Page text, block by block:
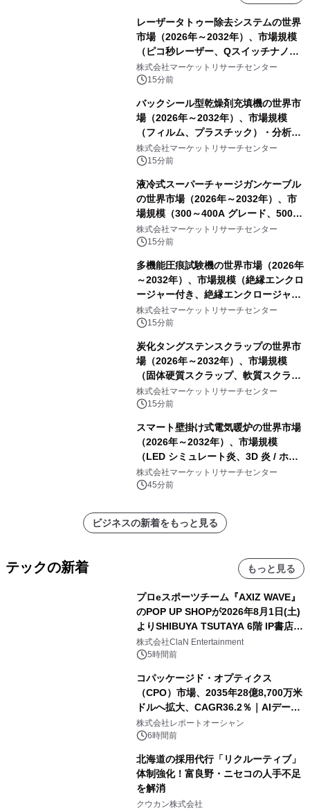
レーザータトゥー除去システムの世界
市場（2026年～2032年）、市場規模
（ピコ秒レーザー、Qスイッチナノ秒
レーザー）・分析レポートを発表
株式会社マーケットリサーチセンター
15分前
バックシール型乾燥剤充填機の世界市
場（2026年～2032年）、市場規模
（フィルム、プラスチック）・分析レ
ポートを発表
株式会社マーケットリサーチセンター
15分前
液冷式スーパーチャージガンケーブル
の世界市場（2026年～2032年）、市
場規模（300～400A グレード、500A
グレード、600～800A グレード、
1000A グレード）・分析レポートを発
株式会社マーケットリサーチセンター
15分前
多機能圧痕試験機の世界市場（2026年
～2032年）、市場規模（絶縁エンクロ
ージャー付き、絶縁エンクロージャー
なし）・分析レポートを発表
株式会社マーケットリサーチセンター
15分前
炭化タングステンスクラップの世界市
場（2026年～2032年）、市場規模
（固体硬質スクラップ、軟質スクラッ
プ、削りくず、研削スラッジ、フィル
ター媒体、微粉、オーバースプレー、
を発表
株式会社マーケットリサーチセンター
15分前
スマート壁掛け式電気暖炉の世界市場
（2026年～2032年）、市場規模
（LED シミュレート炎、3D 炎 / ホロ
グラフィック効果、水ミスト炎）・分
析レポートを発表
株式会社マーケットリサーチセンター
45分前
ビジネスの新着をもっと見る
テックの新着 もっと見る
プロeスポーツチーム『AXIZ WAVE』
のPOP UP SHOPが2026年8月1日(土)
よりSHIBUYA TSUTAYA 6階 IP書店で
開催決定！！
株式会社ClaN Entertainment
5時間前
コパッケージド・オプティクス
（CPO）市場、2035年28億8,700万米
ドルへ拡大、CAGR36.2％｜AIデータ
センター・高速光通信需要が成長を加
速
株式会社レポートオーシャン
6時間前
北海道の採用代行「リクルーティブ」
体制強化！富良野・ニセコの人手不足
を解消
クウカン株式会社